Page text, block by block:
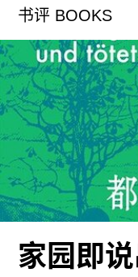
的方法进入中国历
身就是资深“旅行
豪。作为一名曾
者，朱英豪之前
德国地质和地理学
—1905）的中国
重访和研究的摄
与他的参展作品
（2022–2024）一
大多都以摄影为主
置，摄影的图像表
书评 BOOKS
家园即